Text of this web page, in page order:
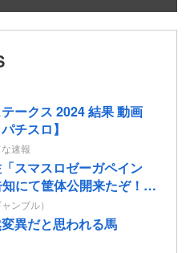
ークス 2024 結果 動画
チスロ】
速報
「スマスロゼーガペイン
にて筐体公開来たぞ！次
テム起動！！！
ンブル）
変異だと思われる馬